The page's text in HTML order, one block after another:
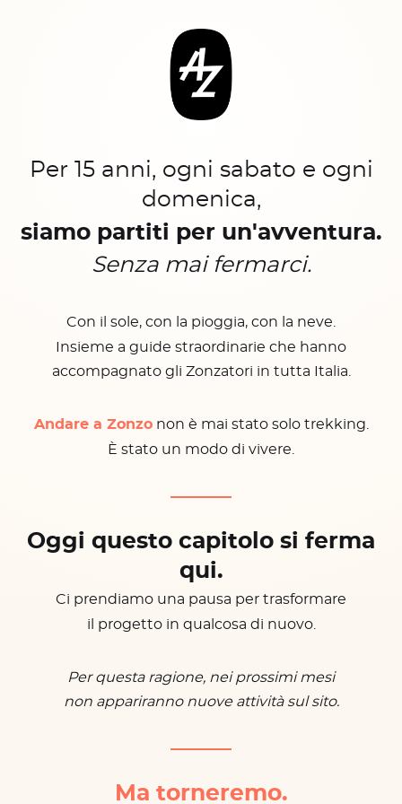
Per 15 anni, ogni sabato e ogni
domenica,
siamo partiti per un'avventura.
Senza mai fermarci.
Con il sole, con la pioggia, con la neve.
Insieme a guide straordinarie che hanno
accompagnato gli Zonzatori in tutta Italia.
Andare a Zonzonon è mai stato solo trekking.
È stato un modo di vivere.
Oggi questo capitolo si ferma
qui.
Ci prendiamo una pausa per trasformare
il progetto in qualcosa di nuovo.
Per questa ragione, nei prossimi mesi
non appariranno nuove attività sul sito.
Ma torneremo.